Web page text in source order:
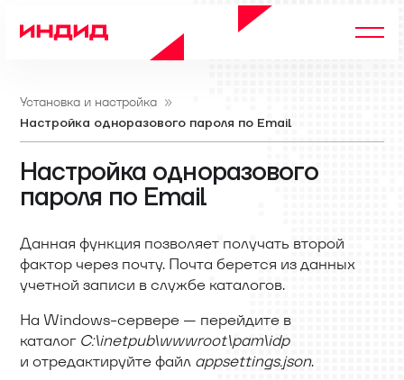
Установка и настройка
Настройка одноразового пароля по Email
Настройка одноразового
пароля по Email
Данная функция позволяет получать второй
фактор через почту. Почта берется из данных
учетной записи в cлужбе каталогов.
На Windows-сервере — перейдите в
каталог C:\inetpub\wwwroot\pam\idp
и отредактируйте файл appsettings.json.